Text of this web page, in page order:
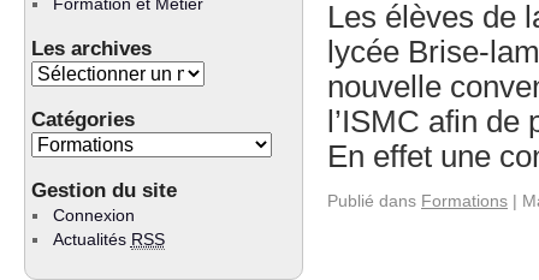
Les archives
Catégories
Gestion du site
Connexion
Actualités RSS
Les élèves de
lycée Brise-
nouvelle
l’ISMC afin
En effet une
Publié dans Formations |